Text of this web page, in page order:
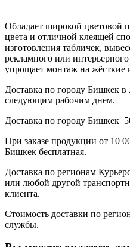
Обладает широкой цветовой
цвета и отличной клеящей
изготовления табличек,
рекламного или
упрощает монтаж на жёсткие
Доставка по городу Бишкек в
следующим рабочим днем.
Доставка по городу Бишкек
При заказе продукции от 10
Бишкек бесплатная.
Доставка по регионам
или любой другой
клиента.
Стоимость доставки по
службы.